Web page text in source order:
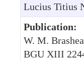
Lucius Titius
Publication:
W. M.
BGU XIII